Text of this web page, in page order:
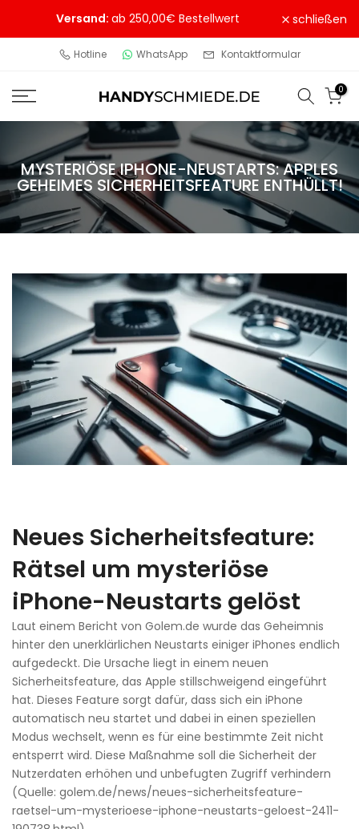
Inhalt
Versand: ab 250,00€ Bestellwert schließen
Hotline WhatsApp Kontaktformular
0
MYSTERIÖSE IPHONE-NEUSTARTS: APPLES
GEHEIMES SICHERHEITSFEATURE ENTHÜLLT!
Neues Sicherheitsfeature:
Rätsel um mysteriöse
iPhone-Neustarts gelöst
Laut einem Bericht von Golem.de wurde das Geheimnis
hinter den unerklärlichen Neustarts einiger iPhones endlich
aufgedeckt. Die Ursache liegt in einem neuen
Sicherheitsfeature, das Apple stillschweigend eingeführt
hat. Dieses Feature sorgt dafür, dass sich ein iPhone
automatisch neu startet und dabei in einen speziellen
Modus wechselt, wenn es für eine bestimmte Zeit nicht
entsperrt wird. Diese Maßnahme soll die Sicherheit der
Nutzerdaten erhöhen und unbefugten Zugriff verhindern
(Quelle: golem.de/news/neues-sicherheitsfeature-
raetsel-um-mysterioese-iphone-neustarts-geloest-2411-